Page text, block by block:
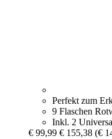
Perfekt zum
9 Flaschen
Inkl. 2
€ 99,99 € 155,38 (€